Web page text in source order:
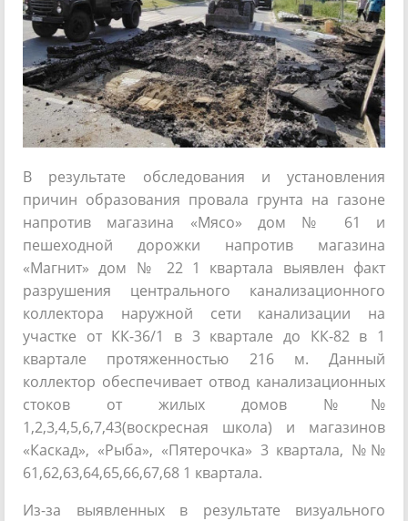
В результате обследования и установления
причин образования провала грунта на газоне
напротив магазина «Мясо» дом № 61 и
пешеходной дорожки напротив магазина
«Магнит» дом № 22 1 квартала выявлен факт
разрушения центрального канализационного
коллектора наружной сети канализации на
участке от КК-36/1 в 3 квартале до КК-82 в 1
квартале протяженностью 216 м. Данный
коллектор обеспечивает отвод канализационных
стоков от жилых домов №№
1,2,3,4,5,6,7,43(воскресная школа) и магазинов
«Каскад», «Рыба», «Пятерочка» 3 квартала, №№
61,62,63,64,65,66,67,68 1 квартала.
Из-за выявленных в результате визуального